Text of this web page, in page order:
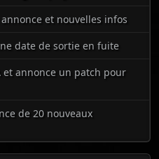
et nouvelles infos
date de sortie en fuite
et annonce un patch pour
de 20 nouveaux